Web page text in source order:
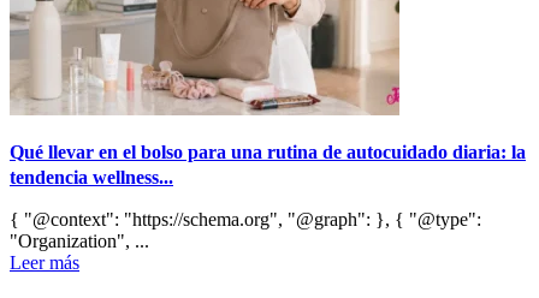
Qué llevar en el bolso para una rutina de autocuidado diaria: la
tendencia wellness...
{ "@context": "https://schema.org", "@graph": }, { "@type":
"Organization", ...
Leer más